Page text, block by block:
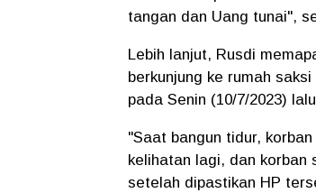
tangan dan Uang tunai",
Lebih lanjut, Rusdi
berkunjung ke rumah
pada Senin (10/7/2023)
"Saat bangun tidur,
kelihatan lagi, dan korban
setelah dipastikan HP